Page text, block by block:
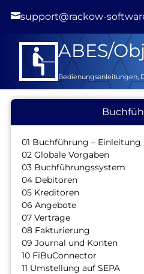
support@rackow-
ABES/
Bedienungsanleitungen,
01 Buchführung – Einleitung
02 Globale Vorgaben
03 Buchführungssystem
04 Debitoren
05 Kreditoren
06 Angebote
07 Verträge
08 Fakturierung
09 Journal und Konten
10 FiBuConnector
11 Umstellung auf SEPA